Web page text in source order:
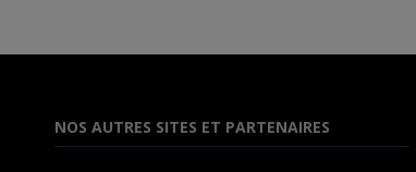
NOS AUTRES SITES ET PARTENAIRES